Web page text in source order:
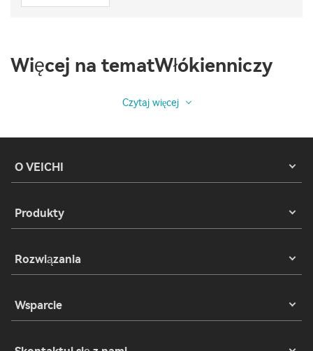
Więcej na tematWłókienniczy
Czytaj więcej
O VEICHI
Produkty
Rozwiązania
Wsparcie